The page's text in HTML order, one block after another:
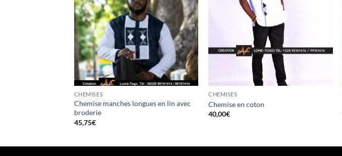
CHEMISES
Chemise manches longues en lin avec
broderie
45,75€
CHEMISES
Chemise en coton
40,00€